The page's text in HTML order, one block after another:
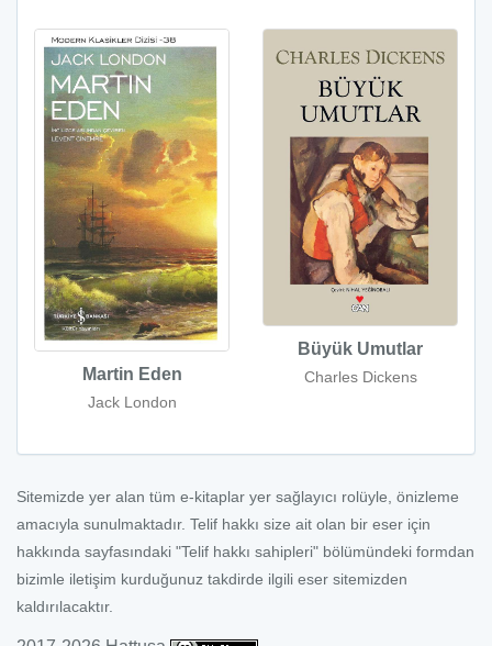
Martin Eden
Jack London
Büyük Umutlar
Charles Dickens
Sitemizde yer alan tüm e-kitaplar yer sağlayıcı rolüyle, önizleme
amacıyla sunulmaktadır. Telif hakkı size ait olan bir eser için
hakkında sayfasındaki "Telif hakkı sahipleri" bölümündeki formdan
bizimle iletişim kurduğunuz takdirde ilgili eser sitemizden
kaldırılacaktır.